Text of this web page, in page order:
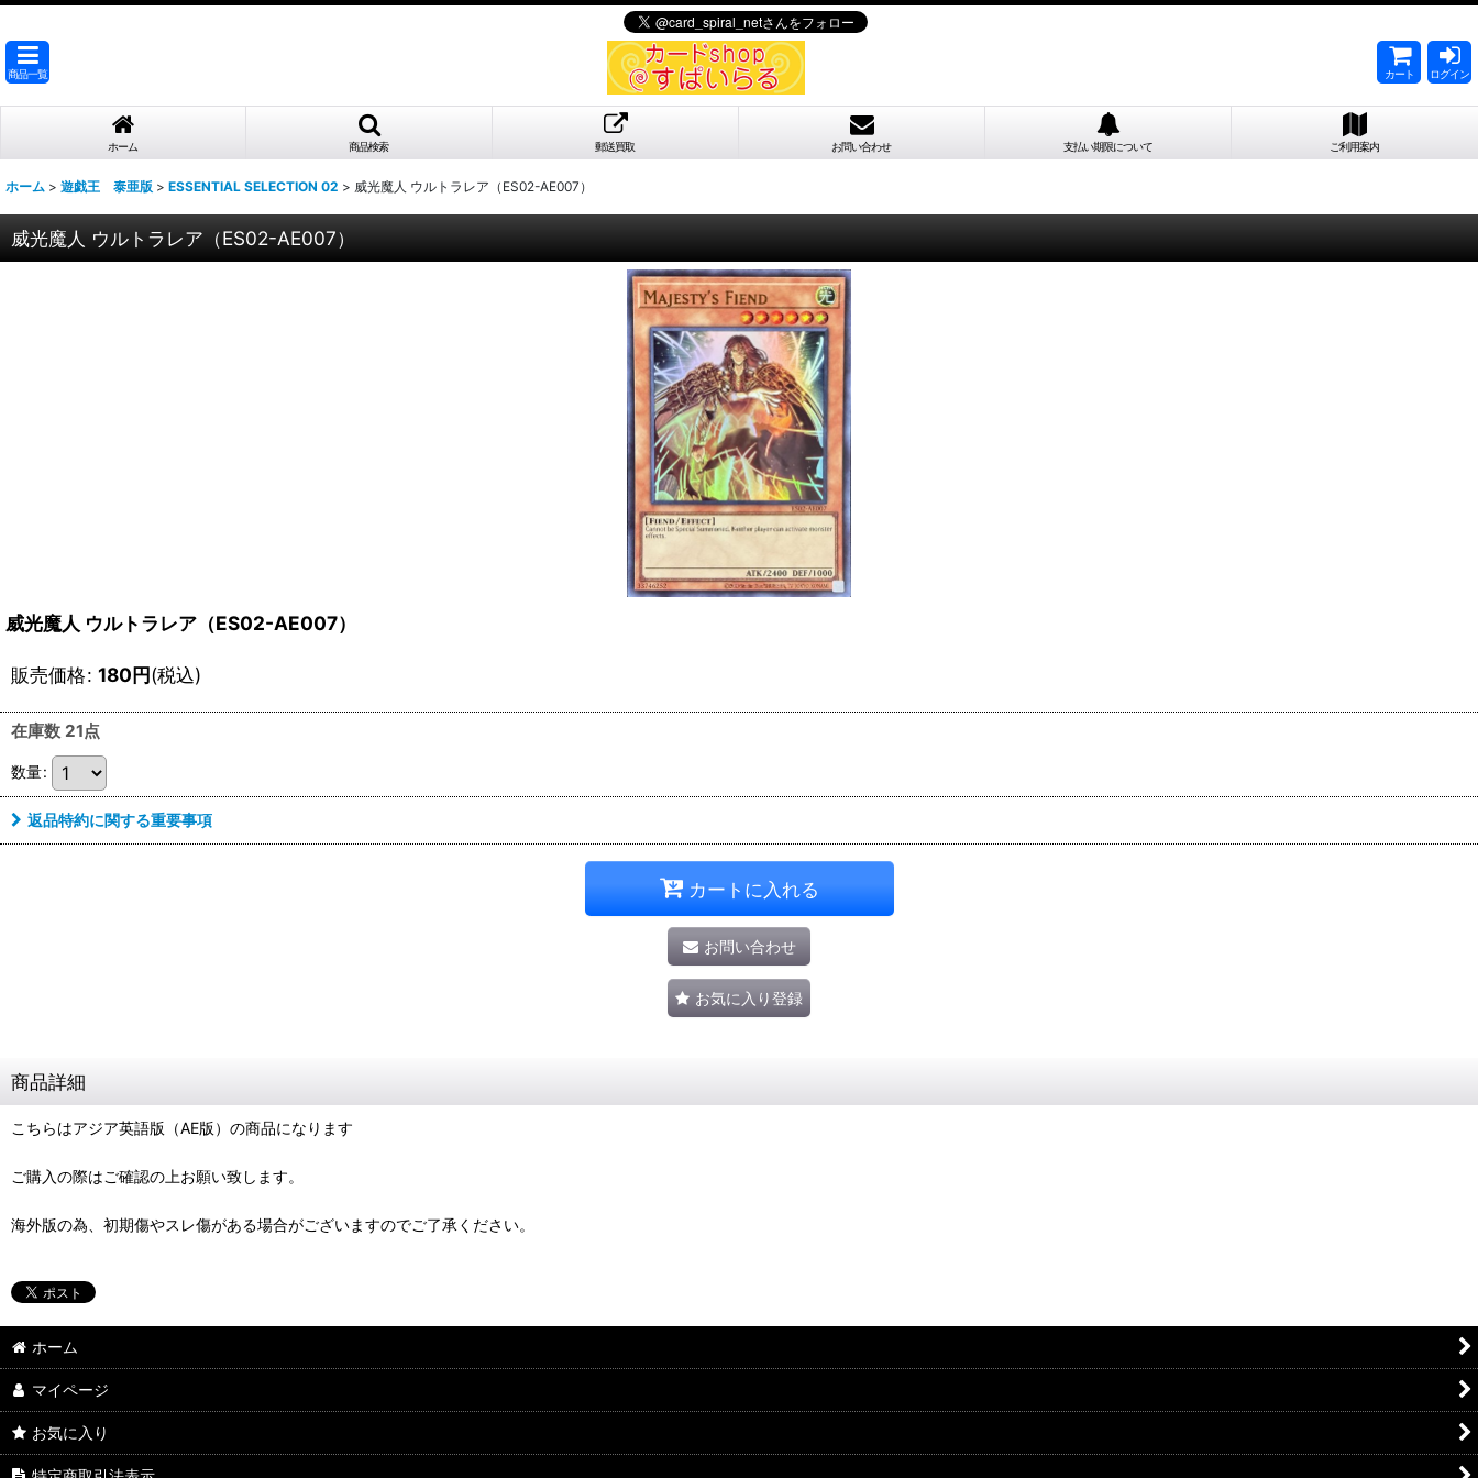
商品一覧 カート ログイン
ホーム 商品検索 郵送買取 お問い合わせ 支払い期限について ご利用案内
ホーム > 遊戯王 泰亜版 > ESSENTIAL SELECTION 02 > 威光魔人 ウルトラレア（ES02-AE007）
威光魔人 ウルトラレア（ES02-AE007）
威光魔人 ウルトラレア（ES02-AE007）
販売価格: 180円(税込)
在庫数 21点
数量:
返品特約に関する重要事項
カートに入れる
お問い合わせ
お気に入り登録
商品詳細
こちらはアジア英語版（AE版）の商品になります
ご購入の際はご確認の上お願い致します。
海外版の為、初期傷やスレ傷がある場合がございますのでご了承ください。
ホーム
マイページ
お気に入り